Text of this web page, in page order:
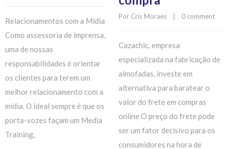
Relacionamentos com a Mídia
Como assessoria de imprensa,
uma de nossas
responsabilidades é orientar
os clientes para terem um
melhor relacionamento com a
mídia. O ideal sempre é que os
porta-vozes façam um Media
Training,
Por Cris Moraes 0 comment
Cazachic, empresa
especializada na fabricação de
almofadas, investe em
alternativa para baratear o
valor do frete em compras
online O preço do frete pode
ser um fator decisivo para os
consumidores na hora de